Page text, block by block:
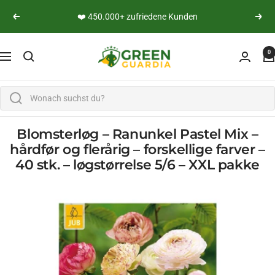
Vend tilbage
👨‍🔬 Persönliche Expertenberatung
Navigation
Green Guardia - Ihr Experte für Schädlinge und 0
Blomsterløg – Ranunkel Pastel Mix –
hårdfør og flerårig – forskellige farver –
40 stk. – løgstørrelse 5/6 – XXL pakke